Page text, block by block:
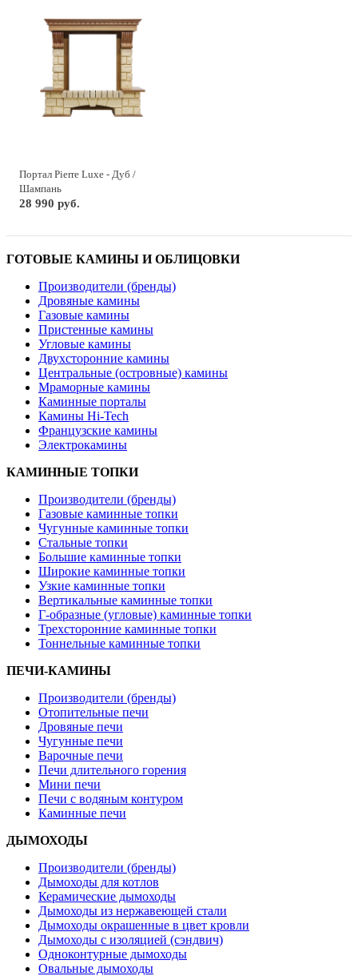
Портал Pierre Luxe - Дуб /
Шампань
28 990 руб.
ГОТОВЫЕ КАМИНЫ И ОБЛИЦОВКИ
Производители (бренды)
Дровяные камины
Газовые камины
Пристенные камины
Угловые камины
Двухсторонние камины
Центральные (островные) камины
Мраморные камины
Каминные порталы
Камины Hi-Tech
Французские камины
Электрокамины
КАМИННЫЕ ТОПКИ
Производители (бренды)
Газовые каминные топки
Чугунные каминные топки
Стальные топки
Большие каминные топки
Широкие каминные топки
Узкие каминные топки
Вертикальные каминные топки
Г-образные (угловые) каминные топки
Трехсторонние каминные топки
Тоннельные каминные топки
ПЕЧИ-КАМИНЫ
Производители (бренды)
Отопительные печи
Дровяные печи
Чугунные печи
Варочные печи
Печи длительного горения
Мини печи
Печи с водяным контуром
Каминные печи
ДЫМОХОДЫ
Производители (бренды)
Дымоходы для котлов
Керамические дымоходы
Дымоходы из нержавеющей стали
Дымоходы окрашенные в цвет кровли
Дымоходы с изоляцией (сэндвич)
Одноконтурные дымоходы
Овальные дымоходы